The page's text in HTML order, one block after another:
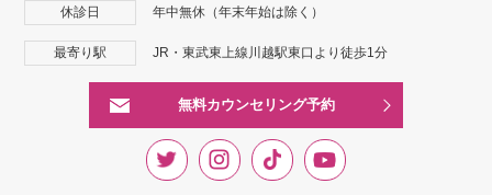
休診日 年中無休（年末年始は除く）
最寄り駅 JR・東武東上線川越駅東口より徒歩1分
無料カウンセリング予約